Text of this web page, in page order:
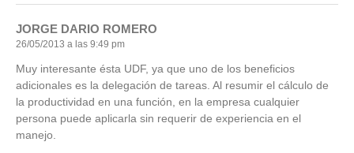
JORGE DARIO ROMERO
26/05/2013 a las 9:49 pm
Muy interesante ésta UDF, ya que uno de los beneficios
adicionales es la delegación de tareas. Al resumir el cálculo de
la productividad en una función, en la empresa cualquier
persona puede aplicarla sin requerir de experiencia en el
manejo.